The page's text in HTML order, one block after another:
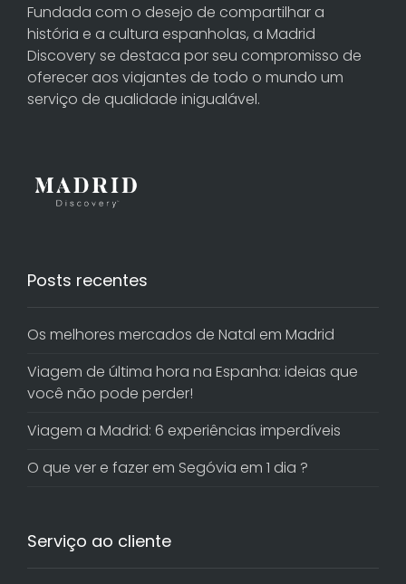
Fundada com o desejo de compartilhar a
história e a cultura espanholas, a Madrid
Discovery se destaca por seu compromisso de
oferecer aos viajantes de todo o mundo um
serviço de qualidade inigualável.
Posts recentes
Os melhores mercados de Natal em Madrid
Viagem de última hora na Espanha: ideias que
você não pode perder!
Viagem a Madrid: 6 experiências imperdíveis
O que ver e fazer em Segóvia em 1 dia ?
Serviço ao cliente